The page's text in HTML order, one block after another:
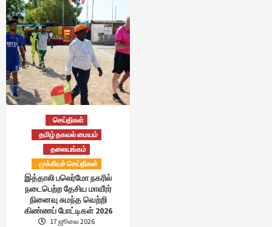
செய்திகள்
தமிழ் தகவல் மையம்
தலையங்கம்
முக்கியச் செய்திகள்
இத்தாலி பலெர்மோ நகரில்
நடைபெற்ற தேசிய மாவீரர்
நினைவு சுமந்த வெற்றி
கிண்ணப் போட்டிகள் 2026
17 ஜூலை 2026